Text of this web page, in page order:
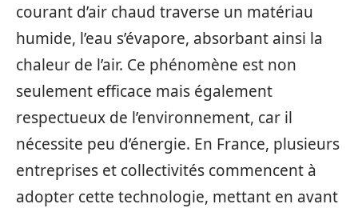
courant d’air chaud traverse un matériau
humide, l’eau s’évapore, absorbant ainsi la
chaleur de l’air. Ce phénomène est non
seulement efficace mais également
respectueux de l’environnement, car il
nécessite peu d’énergie. En France, plusieurs
entreprises et collectivités commencent à
adopter cette technologie, mettant en avant